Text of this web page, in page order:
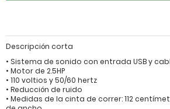
Descripción corta
• Sistema de sonido con entrada USB y
• Motor de 2.5HP
• 110 voltios y 50/60 hertz
• Reducción de ruido
• Medidas de la cinta de correr: 112